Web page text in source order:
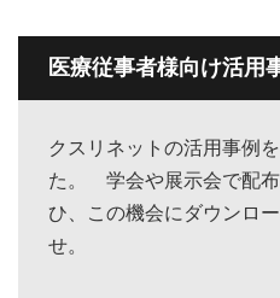
医療従事者様向け活用
クスリネットの活用事例
た。 学会や展示会で配
ひ、この機会にダウンロ
せ。